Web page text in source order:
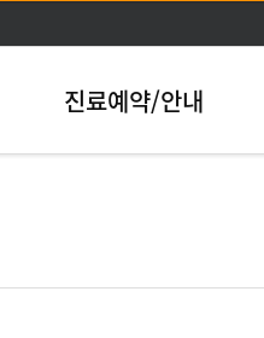
진료예약/안내